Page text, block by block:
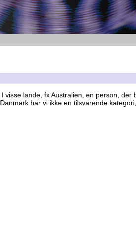
lande, fx Australien, en person,
har vi ikke en tilsvarende